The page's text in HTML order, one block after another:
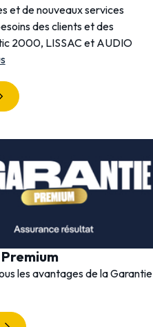
et de nouveaux services
des clients et des
2000, LISSAC et AUDIO
les avantages de la Garantie